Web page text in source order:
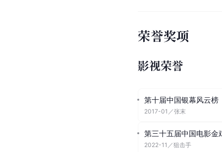
荣誉奖项
影视荣誉
第十届中国银幕风云榜
2017-01 ／张末
第三十五届中国电影金
2022-11 ／狙击手